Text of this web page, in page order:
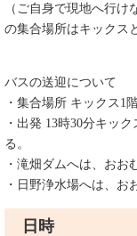
（ご自身で現地へ行
の集合場所はキックス
バスの送迎について
・集合場所 キックス1
・出発 13時30分キッ
る。
・滝畑ダムへは、おお
・日野浄水場へは、お
日時